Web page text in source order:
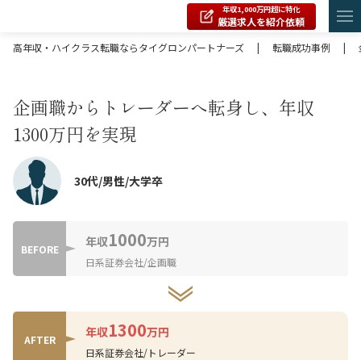
年収1,000万円超に特化
厳選求人を紹介依頼
高年収・ハイクラス転職ならタイグロンパートナーズ
| 転職成功事例 |
企画職からトレーダーへ転身し、年収
1300万円を実現
30代/男性/大学卒
BEFORE 年収1000万円
日系証券会社/企画職
AFTER 年収1300万円
日系証券会社/トレーダー